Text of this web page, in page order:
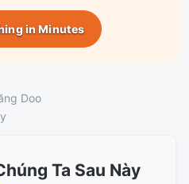
in Minutes
Doo
Ta Sau Này